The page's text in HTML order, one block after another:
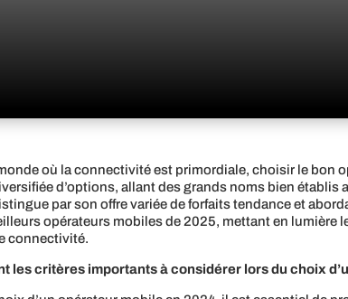
où la connectivité est primordiale, choisir le bon
d’options, allant des grands noms bien
par son offre variée de forfaits tendance et
opérateurs mobiles de 2025, mettant en lumière
connectivité.
les critères importants à considérer lors du choix